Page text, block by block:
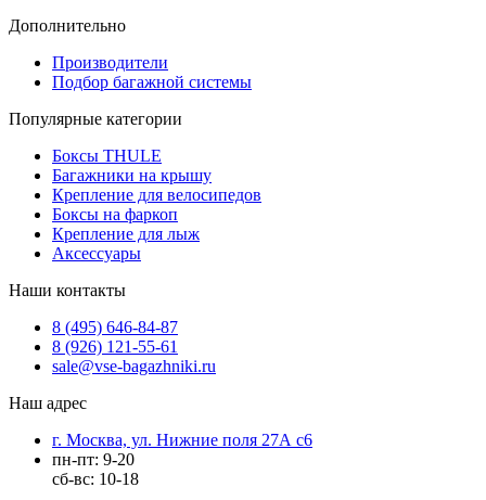
Дополнительно
Производители
Подбор багажной системы
Популярные категории
Боксы THULE
Багажники на крышу
Крепление для велосипедов
Боксы на фаркоп
Крепление для лыж
Аксессуары
Наши контакты
8 (495) 646-84-87
8 (926) 121-55-61
sale@vse-bagazhniki.ru
Наш адрес
г. Москва, ул. Нижние поля 27А с6
пн-пт: 9-20
сб-вс: 10-18